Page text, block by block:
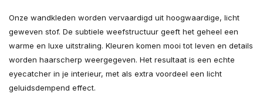
Onze wandkleden worden vervaardigd uit hoogwaardige, licht
geweven stof. De subtiele weefstructuur geeft het geheel een
warme en luxe uitstraling. Kleuren komen mooi tot leven en details
worden haarscherp weergegeven. Het resultaat is een echte
eyecatcher in je interieur, met als extra voordeel een licht
geluidsdempend effect.